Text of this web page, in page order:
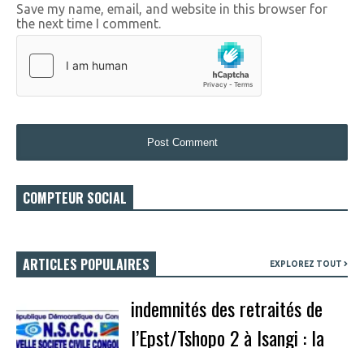
Save my name, email, and website in this browser for
the next time I comment.
COMPTEUR SOCIAL
ARTICLES POPULAIRES EXPLOREZ TOUT
indemnités des retraités de
l’Epst/Tshopo 2 à Isangi : la